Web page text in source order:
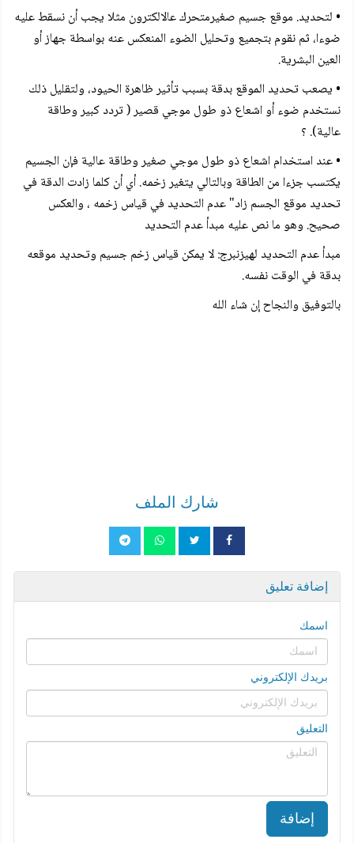
• لتحديد. موقع جسيم صغيرمتحرك عالالكترون مثلا يجب أن نسقط عليه
ضوءا، ثم نقوم بتجميع وتحليل الضوء المنعكس عنه بواسطة جهاز أو
العين البشرية.
• يصعب تحديد الموقع بدقة بسبب تأثير ظاهرة الحيود، ولتقليل ذلك
نستخدم ضوء أو اشعاع ذو طول موجي قصير ( تردد كبير وطاقة
عالية). ؟
• عند استخدام اشعاع ذو طول موجي صغير وطاقة عالية فإن الجسيم
يكتسب جزءا من الطاقة وبالتالي يتغير زخمه. أي أن كلما زادت الدقة في
تحديد موقع الجسم زاد" عدم التحديد في قياس زخمه ، والعكس
صحيح. وهو ما نص عليه مبدأ عدم التحديد
مبدأ عدم التحديد لهيزنبرج: لا يمكن قياس زخم جسيم وتحديد موقعه
بدقة في الوقت نفسه.
بالتوفيق والنجاح إن شاء الله
شارك الملف
إضافة تعليق
اسمك
بريدك الإلكتروني
التعليق
إضافة